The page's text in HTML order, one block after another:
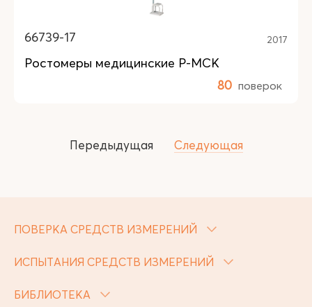
66739-17 2017
Ростомеры медицинские Р-МСК
80 поверок
Передыдущая Следующая
ПОВЕРКА СРЕДСТВ ИЗМЕРЕНИЙ
ИСПЫТАНИЯ СРЕДСТВ ИЗМЕРЕНИЙ
БИБЛИОТЕКА